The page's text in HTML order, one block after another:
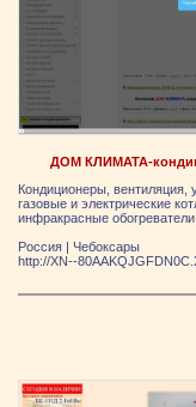
ДОМ КЛИМАТА-
Кондиционеры, вентиляция,
газовые и электрические
инфракрасные
Россия
Чебоксары
http://XN--